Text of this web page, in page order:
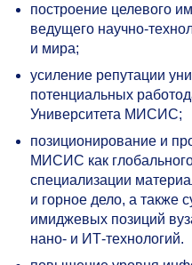
построение целевого
ведущего научно-
и мира;
усиление репутации
потенциальных
Университета МИСИС;
позиционирование и
МИСИС как
специализации
и горное дело, а также
имиджевых позиций
нано- и ИТ-технологий.